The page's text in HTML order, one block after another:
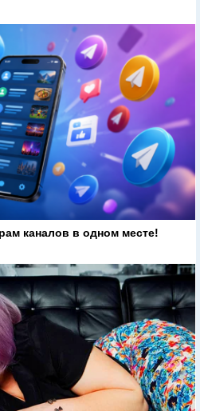
каналов в одном месте!